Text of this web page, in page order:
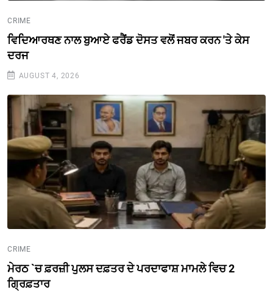
CRIME
ਵਿਦਿਆਰਥਣ ਨਾਲ ਬੁਆਏ ਫਰੈਂਡ ਦੋਸਤ ਵਲੋਂ ਜਬਰ ਕਰਨ 'ਤੇ ਕੇਸ
ਦਰਜ
AUGUST 4, 2026
CRIME
ਮੇਰਠ `ਚ ਫ਼ਰਜ਼ੀ ਪੁਲਸ ਦਫ਼ਤਰ ਦੇ ਪਰਦਾਫਾਸ਼ ਮਾਮਲੇ ਵਿਚ 2
ਗ੍ਰਿਫ਼ਤਾਰ